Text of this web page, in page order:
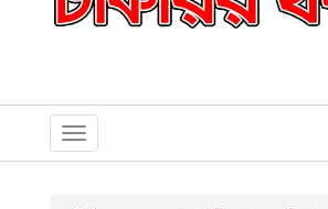
Toggle
navigation